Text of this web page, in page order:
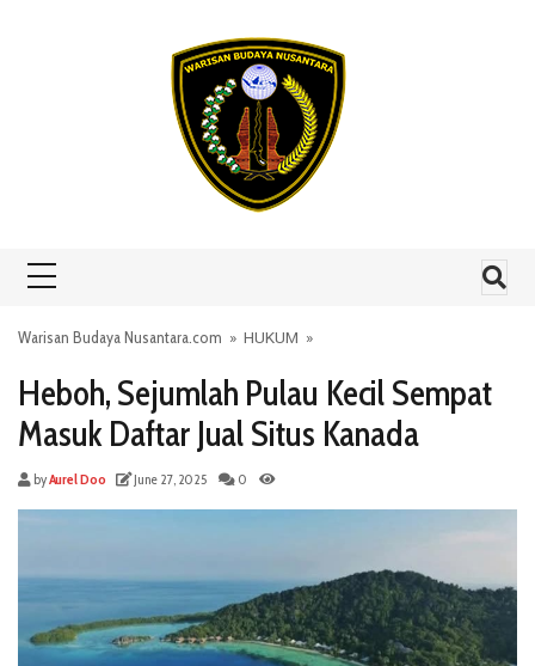
Warisan Budaya Nusantara.com » HUKUM »
Heboh, Sejumlah Pulau Kecil Sempat
Masuk Daftar Jual Situs Kanada
byAurel Doo June 27, 2025 0